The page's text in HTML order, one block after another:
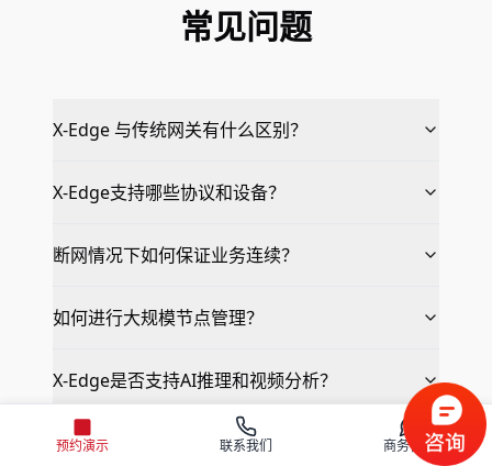
预约演示 联系我们 商务咨询
常见问题
X-Edge 与传统网关有什么区别？
X-Edge支持哪些协议和设备？
断网情况下如何保证业务连续？
如何进行大规模节点管理？
X-Edge是否支持AI推理和视频分析？